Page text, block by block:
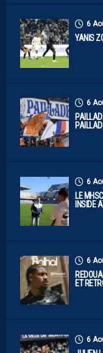
6
YANIS
6
6
LE
INSIDE
6
ET
6